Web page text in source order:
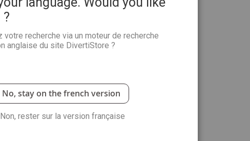
d'un atelier de sculpture
Quantité :
Ajouter au panier
recherche via un moteur de recherche
anglaise du site DivertiStore ?
No, stay on the french version
Non, rester sur la version française